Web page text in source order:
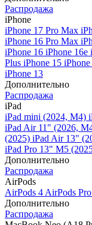
Распродажа
iPhone
iPhone 17 Pro Max
iPhone 16 Pro Max
iPhone 16 iPhone 16e
Plus iPhone 15
iPhone 13
Дополнительно
Распродажа
iPad
iPad mini (2024, M4)
iPad Air 11" (2026,
(2025) iPad Air 13"
iPad Pro 13" M5
Дополнительно
Распродажа
AirPods
AirPods 4 AirPods
Дополнительно
Распродажа